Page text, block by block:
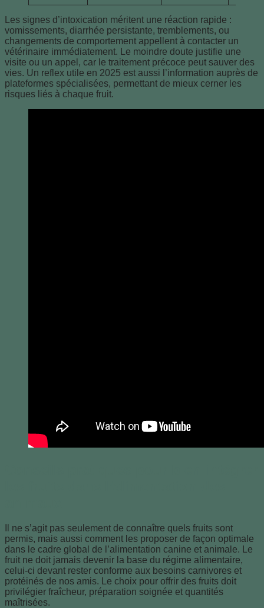
Les signes d’intoxication méritent une réaction rapide :
vomissements, diarrhée persistante, tremblements, ou
changements de comportement appellent à contacter un
vétérinaire immédiatement. Le moindre doute justifie une
visite ou un appel, car le traitement précoce peut sauver des
vies. Un reflex utile en 2025 est aussi l’information auprès de
plateformes spécialisées, permettant de mieux cerner les
risques liés à chaque fruit.
Il ne s’agit pas seulement de connaître quels fruits sont
permis, mais aussi comment les proposer de façon optimale
dans le cadre global de l’alimentation canine et animale. Le
fruit ne doit jamais devenir la base du régime alimentaire,
celui-ci devant rester conforme aux besoins carnivores et
protéinés de nos amis. Le choix pour offrir des fruits doit
privilégier fraîcheur, préparation soignée et quantités
maîtrisées.